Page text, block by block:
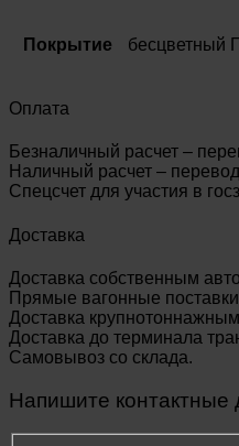
Покрытие бесцветный
Оплата
Безналичный расчет –
Наличный расчет –
Спецсчет для участия в
Доставка
Доставка собственным
Прямые вагонные
Доставка
Доставка до терминала
Самовывоз со склада.
Напишите